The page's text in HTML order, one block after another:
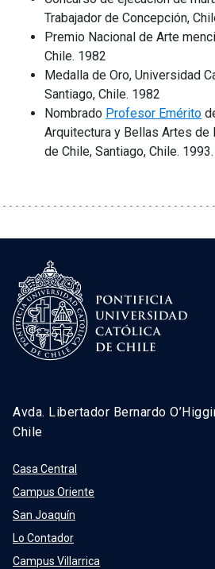
Trabajador de Concepción,
Premio Nacional de Arte
Chile. 1982
Medalla de Oro, Universidad
Santiago, Chile. 1982
Nombrado Profesor Emérito
Arquitectura y Bellas Artes de
de Chile, Santiago, Chile. 1993.
Avda. Libertador Bernardo
Chile
Casa Central
Campus Oriente
San Joaquín
Lo Contador
Campus Villarrica